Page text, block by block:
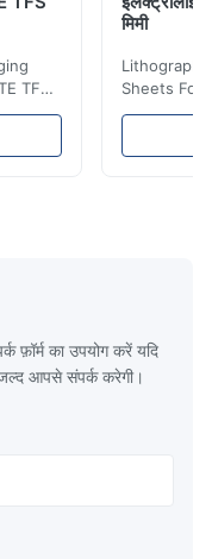
TFS
-
SPTE
मिमी
Sheets For
929mm
packaging
temper
फ़ॉर्म का उपयोग करें यदि
आपसे संपर्क करेगी।